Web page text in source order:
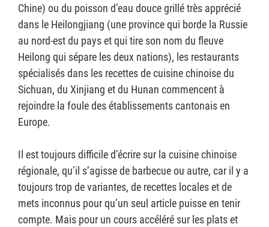
Chine) ou du poisson d’eau douce grillé très apprécié
dans le Heilongjiang (une province qui borde la Russie
au nord-est du pays et qui tire son nom du fleuve
Heilong qui sépare les deux nations), les restaurants
spécialisés dans les recettes de cuisine chinoise du
Sichuan, du Xinjiang et du Hunan commencent à
rejoindre la foule des établissements cantonais en
Europe.
Il est toujours difficile d’écrire sur la cuisine chinoise
régionale, qu’il s’agisse de barbecue ou autre, car il y a
toujours trop de variantes, de recettes locales et de
mets inconnus pour qu’un seul article puisse en tenir
compte. Mais pour un cours accéléré sur les plats et